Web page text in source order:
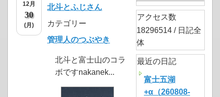
12月
30
(月)
北斗とふじさん
カテゴリー
管理人のつぶやき
北斗と富士山のコラ
ボですnakanek...
アクセス数
18296514 / 日記全
体
最近の日記
富士五湖
+α（260808-